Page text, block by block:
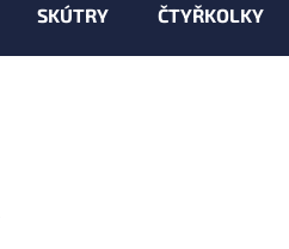
SKÚTRY ČTYŘKOLKY